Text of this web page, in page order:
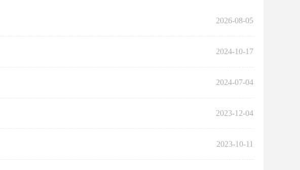
2026-08-05
2024-10-17
2024-07-04
2023-12-04
2023-10-11